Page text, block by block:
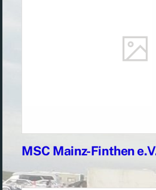
MSC Mainz-Finthen